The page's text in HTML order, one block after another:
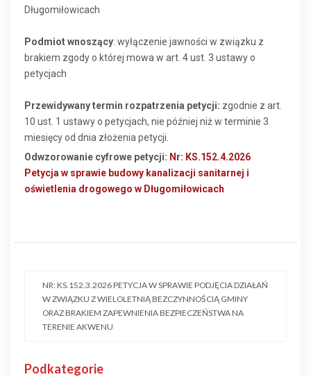
Długomiłowicach
Podmiot wnoszący: wyłączenie jawności w związku z
brakiem zgody o której mowa w art. 4 ust. 3 ustawy o
petycjach
Przewidywany termin rozpatrzenia petycji: zgodnie z art.
10 ust. 1 ustawy o petycjach, nie później niż w terminie 3
miesięcy od dnia złożenia petycji.
Odwzorowanie cyfrowe petycji: Nr: KS.152.4.2026
Petycja w sprawie budowy kanalizacji sanitarnej i
oświetlenia drogowego w Długomiłowicach
NR: KS.152.3.2026 PETYCJA W SPRAWIE PODJĘCIA DZIAŁAŃ
W ZWIĄZKU Z WIELOLETNIĄ BEZCZYNNOŚCIĄ GMINY
ORAZ BRAKIEM ZAPEWNIENIA BEZPIECZEŃSTWA NA
TERENIE AKWENU
Podkategorie